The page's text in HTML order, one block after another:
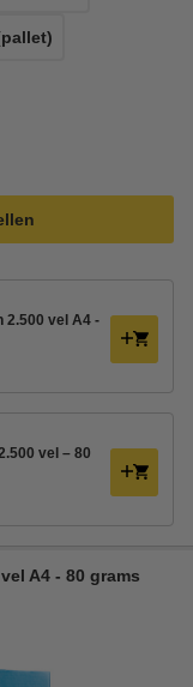
2.500 vel A4 -
vel – 80
A4 - 80 grams